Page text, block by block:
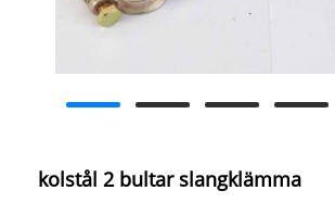
kolstål 2 bultar slangklämma